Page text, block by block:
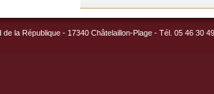
la République - 17340 Châtelaillon-Plage - Tél. 05 46 30